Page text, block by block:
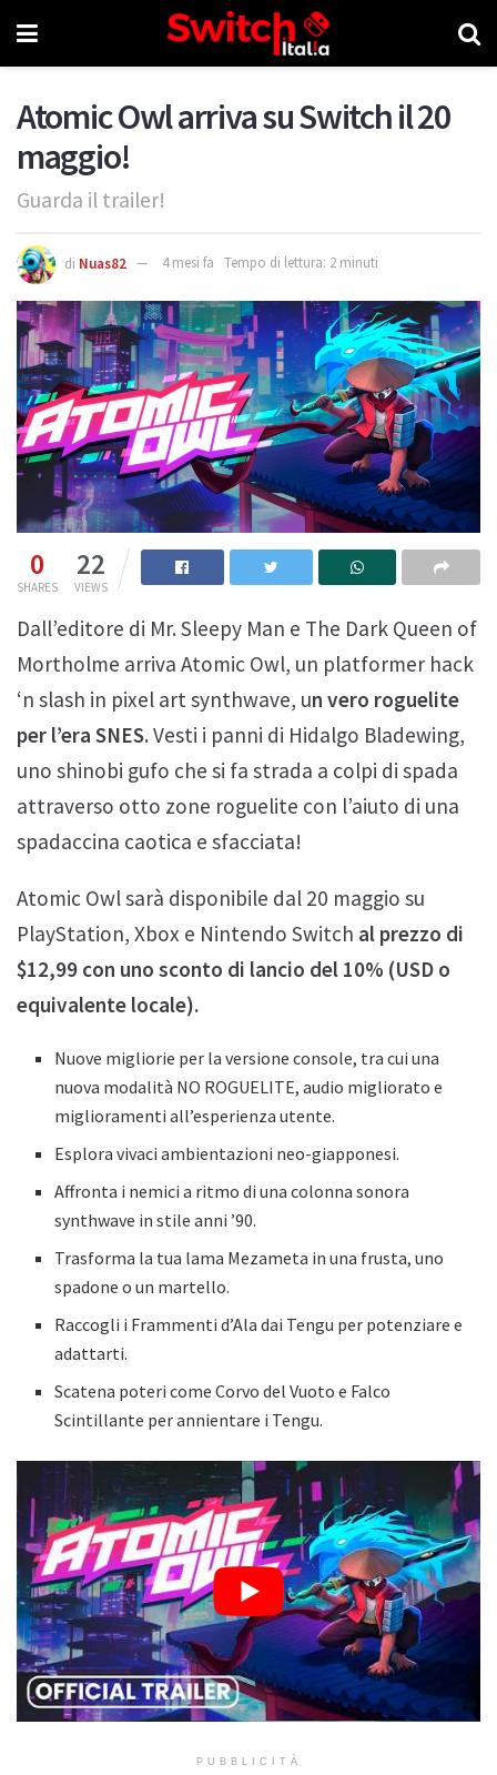
Atomic Owl arriva su Switch il 20
maggio!
Guarda il trailer!
di Nuas82 4 mesi fa Tempo di lettura: 2 minuti
0
SHARES
22
VIEWS
Dall’editore di Mr. Sleepy Man e The Dark Queen of
Mortholme arriva Atomic Owl, un platformer hack
‘n slash in pixel art synthwave, un vero roguelite
per l’era SNES.Vesti i panni di Hidalgo Bladewing,
uno shinobi gufo che si fa strada a colpi di spada
attraverso otto zone roguelite con l’aiuto di una
spadaccina caotica e sfacciata!
Atomic Owl sarà disponibile dal 20 maggio su
PlayStation, Xbox e Nintendo Switch al prezzo di
$12,99 con uno sconto di lancio del 10% (USD o
equivalente locale).
Nuove migliorie per la versione console, tra cui una
nuova modalità NO ROGUELITE, audio migliorato e
miglioramenti all’esperienza utente.
Esplora vivaci ambientazioni neo-giapponesi.
Affronta i nemici a ritmo di una colonna sonora
synthwave in stile anni ’90.
Trasforma la tua lama Mezameta in una frusta, uno
spadone o un martello.
Raccogli i Frammenti d’Ala dai Tengu per potenziare e
adattarti.
Scatena poteri come Corvo del Vuoto e Falco
Scintillante per annientare i Tengu.
PUBBLICITÀ